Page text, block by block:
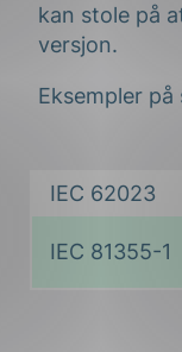
kan stole på
versjon.
Eksempler
IEC 62023
IEC 81355-1